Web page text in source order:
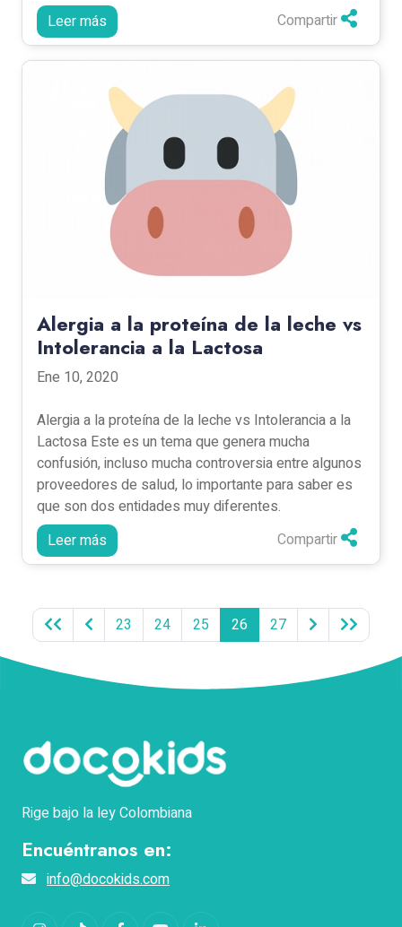
Leer más
Compartir
Alergia a la proteína de la leche vs
Intolerancia a la Lactosa
Ene 10, 2020
Alergia a la proteína de la leche vs Intolerancia a la
Lactosa Este es un tema que genera mucha
confusión, incluso mucha controversia entre algunos
proveedores de salud, lo importante para saber es
que son dos entidades muy diferentes.
Leer más
Compartir
23 24 25 26 (current)
27
Rige bajo la ley Colombiana
Encuéntranos en:
info@docokids.com